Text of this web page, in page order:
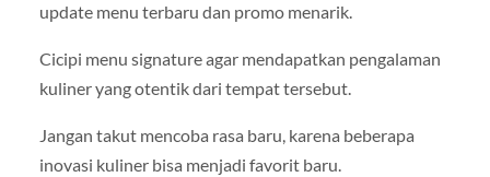
update menu terbaru dan promo menarik.
Cicipi menu signature agar mendapatkan pengalaman
kuliner yang otentik dari tempat tersebut.
Jangan takut mencoba rasa baru, karena beberapa
inovasi kuliner bisa menjadi favorit baru.